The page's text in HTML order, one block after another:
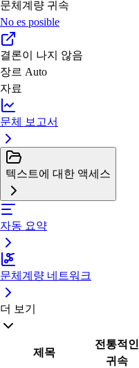
문체계량 귀속
No es posible
결론이 나지 않음
장르 Auto
자료
문체 보고서
텍스트에 대한 액세스
자동 요약
문체계량 네트워크
더 보기
제목
전통적인
귀속